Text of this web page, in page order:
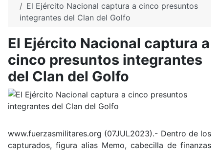
El Ejército Nacional captura a cinco presuntos
integrantes del Clan del Golfo
El Ejército Nacional captura a
cinco presuntos integrantes
del Clan del Golfo
www.fuerzasmilitares.org (07JUL2023).- Dentro de los
capturados, figura alias Memo, cabecilla de finanzas